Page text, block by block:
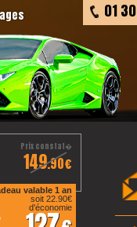
01
149.90
valable 1 an
soit 22.90
d'économie